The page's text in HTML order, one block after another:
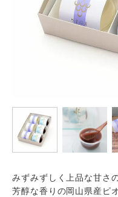
みずみずしく上品な甘さ
芳醇な香りの岡山県産ピ